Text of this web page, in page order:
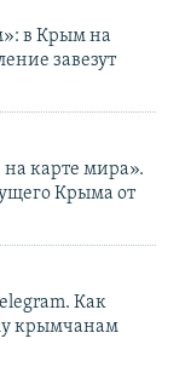
в Крым на
завезут
на карте мира».
Крыма от
Как
крымчанам